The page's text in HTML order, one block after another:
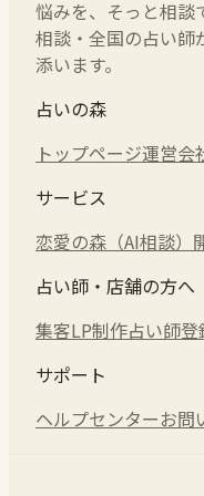
悩みを、そっと相談
相談・全国の占い師
添います。
占いの森
トップページ運営会
サービス
恋愛の森（AI相談）
占い師・店舗の方へ
集客LP制作占い師登
サポート
ヘルプセンターお問